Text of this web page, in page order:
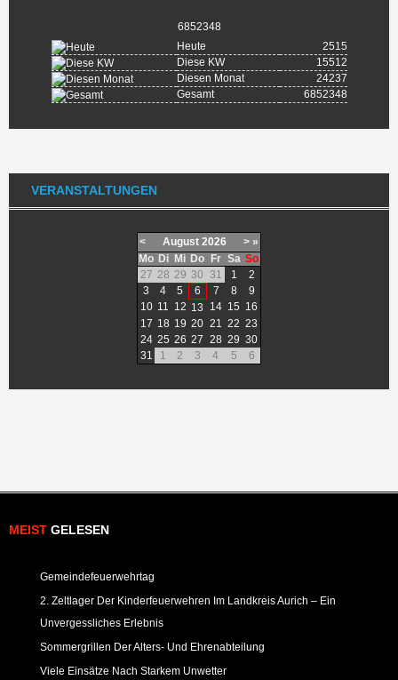
6852348
Heute
2515
Diese KW
15512
Diesen Monat
24237
Gesamt
6852348
VERANSTALTUNGEN
< August 2026 > »
Mo Di Mi Do Fr Sa So
27 28 29 30 31 1
2
3
4 5 6 7 8
9
10 11 12 13 14 15 16
17 18 19 20 21 22 23
24 25 26 27 28 29 30
31
1 2 3 4 5 6
MEIST GELESEN
Gemeindefeuerwehrtag
2. Zeltlager Der Kinderfeuerwehren Im Landkreis Aurich – Ein
Unvergessliches Erlebnis
Sommergrillen Der Alters- Und Ehrenabteilung
Viele Einsätze Nach Starkem Unwetter